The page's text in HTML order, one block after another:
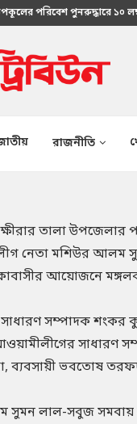
পরিবেশ পুনরুদ্ধারে ১০
রাজনীতি
তালা
নেতা মশিউর আলম
আয়োজনে
সম্পাদক শংকর
সাধারণ
ব্যবসায়ী ভবতোষ
সুমন লাল-সবুজ সমবায়